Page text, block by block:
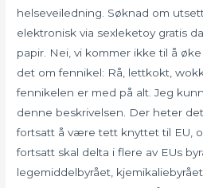
helseveiledning. Søknad om
elektronisk via sexleketoy gratis
papir. Nei, vi kommer ikke til å
det om fennikel: Rå, lettkokt,
fennikelen er med på alt. Jeg
denne beskrivelsen. Der heter
fortsatt å være tett knyttet til EU,
fortsatt skal delta i flere av EUs
legemiddelbyrået,